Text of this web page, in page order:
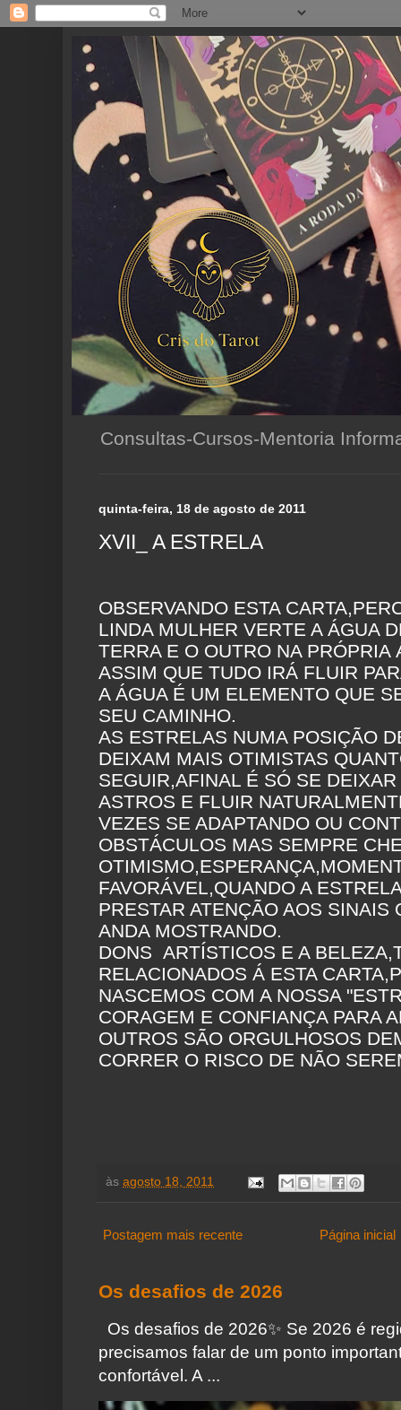
Consultas-Cursos-Mentoria
quinta-feira, 18 de agosto de 2011
XVII_ A ESTRELA
OBSERVANDO ESTA
LINDA MULHER VERTE A ÁGUA
TERRA E O OUTRO NA PRÓPRIA
ASSIM QUE TUDO IRÁ FLUIR
A ÁGUA É UM ELEMENTO QUE
SEU CAMINHO.
AS ESTRELAS NUMA POSIÇÃO
DEIXAM MAIS OTIMISTAS
SEGUIR,AFINAL É SÓ SE
ASTROS E FLUIR
VEZES SE ADAPTANDO OU
OBSTÁCULOS MAS SEMPRE
FAVORÁVEL,QUANDO A
PRESTAR ATENÇÃO AOS SINAIS
ANDA MOSTRANDO.
DONS ARTÍSTICOS E A
RELACIONADOS Á ESTA
NASCEMOS COM A NOSSA
CORAGEM E CONFIANÇA PARA
OUTROS SÃO ORGULHOSOS
CORRER O RISCO DE NÃO
às agosto 18, 2011
Postagem mais recente Página inicial
Os desafios de 2026
Os desafios de 2026✨️ Se 2026 é
precisamos falar de um ponto
confortável. A ...